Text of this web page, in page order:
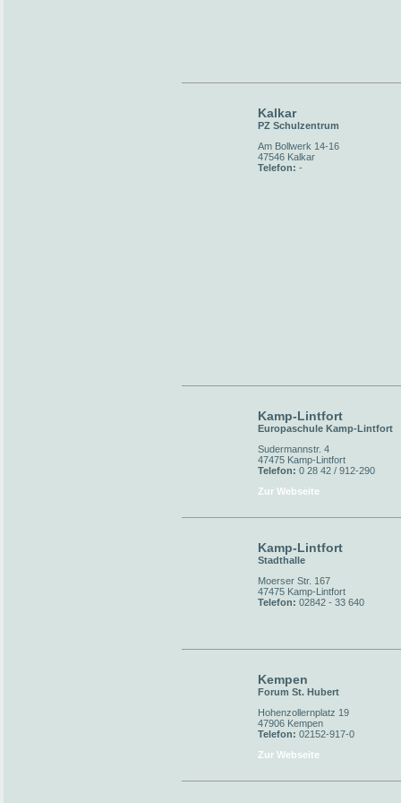
Kalkar
PZ Schulzentrum
Am Bollwerk 14-16
47546 Kalkar
Telefon: -
Kamp-Lintfort
Europaschule Kamp-Lintfort
Sudermannstr. 4
47475 Kamp-Lintfort
Telefon: 0 28 42 / 912-290
Zur Webseite
Kamp-Lintfort
Stadthalle
Moerser Str. 167
47475 Kamp-Lintfort
Telefon: 02842 - 33 640
Kempen
Forum St. Hubert
Hohenzollernplatz 19
47906 Kempen
Telefon: 02152-917-0
Zur Webseite